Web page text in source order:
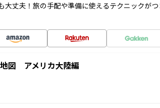
大丈夫！旅の手配や準備に使えるテクニックが
図 アメリカ大陸編